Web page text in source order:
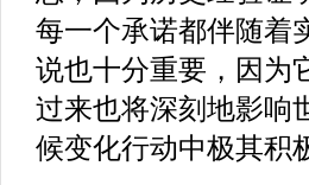
每一个承诺都伴随着
说也十分重要，因为
过来也将深刻地影响
候变化行动中极其积